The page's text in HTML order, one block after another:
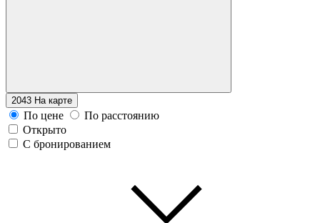
2043 На карте
По цене
По расстоянию
Открыто
С бронированием